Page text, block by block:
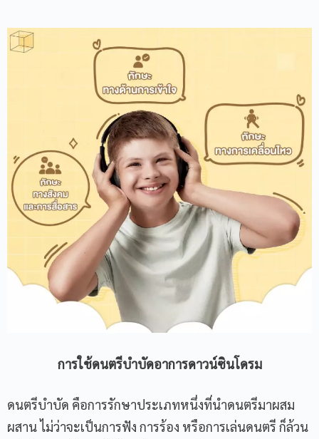
การใช้ดนตรีบำบัดอาการดาวน์ซินโดรม
ดนตรีบำบัด คือการรักษาประเภทหนึ่งที่นำดนตรีมาผสม
ผสาน ไม่ว่าจะเป็นการฟัง การร้อง หรือการเล่นดนตรี ก็ล้วน